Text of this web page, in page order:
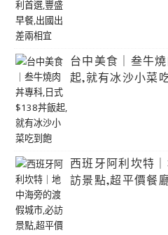
台中美食｜叁牛
起,就有冰沙小菜
西班牙阿利坎特
訪景點,超平價餐